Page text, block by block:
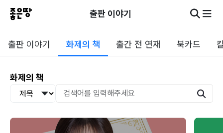
출판 이야기
출판 이야기 화제의 책 출간 전 연재 북카드
화제의 책